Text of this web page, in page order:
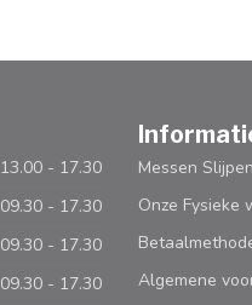
13.00 - 17.30
09.30 - 17.30
09.30 - 17.30
09.30 - 17.30
Messen Slijpen
Onze Fysieke
Algemene